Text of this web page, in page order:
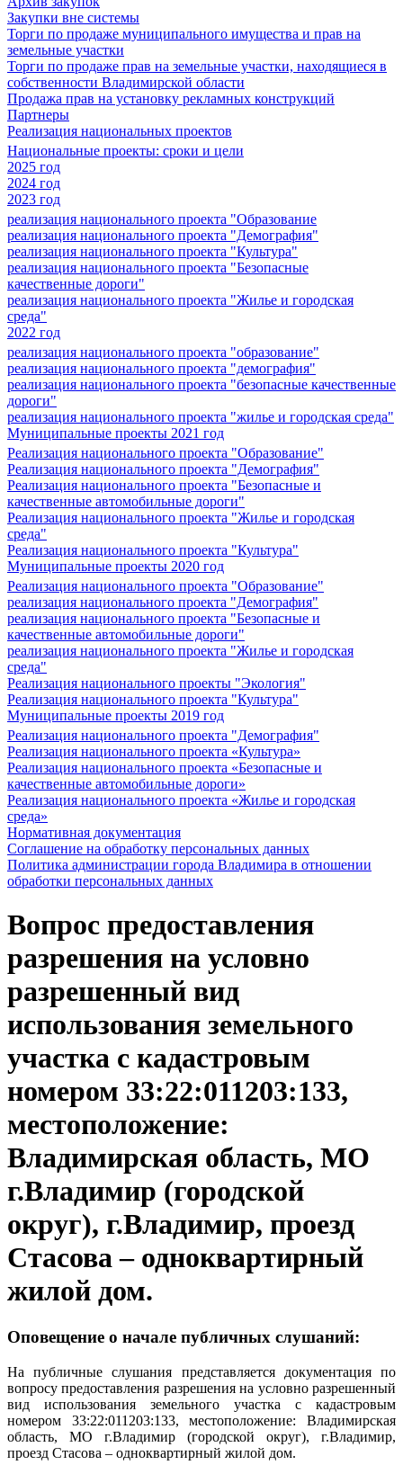
Закупки вне системы
Торги по продаже муниципального имущества и прав на
земельные участки
Торги по продаже прав на земельные участки, находящиеся в
собственности Владимирской области
Продажа прав на установку рекламных конструкций
Партнеры
Реализация национальных проектов
Национальные проекты: сроки и цели
2025 год
2024 год
2023 год
реализация национального проекта "Образование
реализация национального проекта "Демография"
реализация национального проекта "Культура"
реализация национального проекта "Безопасные
качественные дороги"
реализация национального проекта "Жилье и городская
среда"
2022 год
реализация национального проекта "образование"
реализация национального проекта "демография"
реализация национального проекта "безопасные качественные
дороги"
реализация национального проекта "жилье и городская среда"
Муниципальные проекты 2021 год
Реализация национального проекта "Образование"
Реализация национального проекта "Демография"
Реализация национального проекта "Безопасные и
качественные автомобильные дороги"
Реализация национального проекта "Жилье и городская
среда"
Реализация национального проекта "Культура"
Муниципальные проекты 2020 год
Реализация национального проекта "Образование"
реализация национального проекта "Демография"
реализация национального проекта "Безопасные и
качественные автомобильные дороги"
реализация национального проекта "Жилье и городская
среда"
Реализация национального проекты "Экология"
Реализация национального проекта "Культура"
Муниципальные проекты 2019 год
Реализация национального проекта "Демография"
Реализация национального проекта «Культура»
Реализация национального проекта «Безопасные и
качественные автомобильные дороги»
Реализация национального проекта «Жилье и городская
среда»
Нормативная документация
Соглашение на обработку персональных данных
Политика администрации города Владимира в отношении
обработки персональных данных
Вопрос предоставления
разрешения на условно
разрешенный вид
использования земельного
участка с кадастровым
номером 33:22:011203:133,
местоположение:
Владимирская область, МО
г.Владимир (городской
округ), г.Владимир, проезд
Стасова – одноквартирный
жилой дом.
Оповещение о начале публичных слушаний:
На публичные слушания представляется документация по
вопросу предоставления разрешения на условно разрешенный
вид использования земельного участка с кадастровым
номером 33:22:011203:133, местоположение: Владимирская
область, МО г.Владимир (городской округ), г.Владимир,
проезд Стасова – одноквартирный жилой дом.